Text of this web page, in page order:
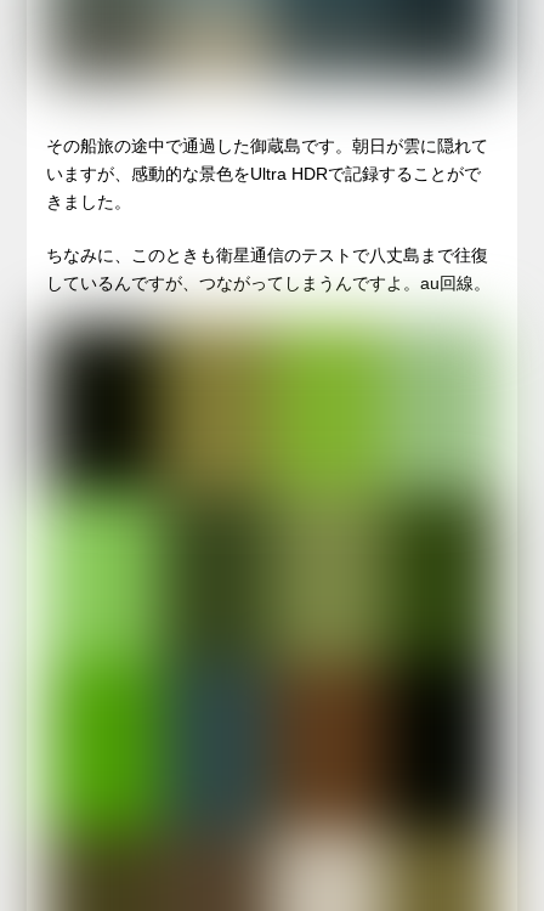
その船旅の途中で通過した御蔵島です。朝日が雲に隠れて
いますが、感動的な景色をUltra HDRで記録することがで
きました。
ちなみに、このときも衛星通信のテストで八丈島まで往復
しているんですが、つながってしまうんですよ。au回線。